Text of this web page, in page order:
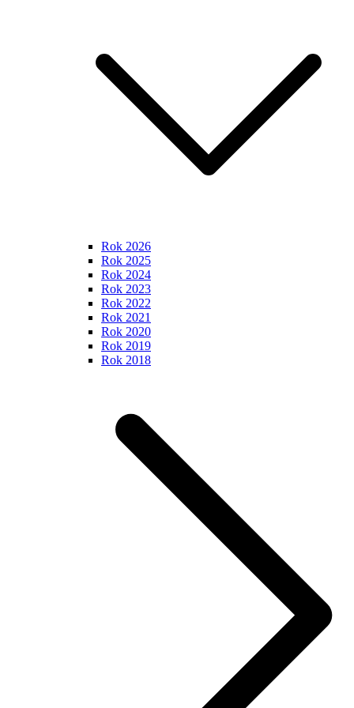
Rok 2026
Rok 2025
Rok 2024
Rok 2023
Rok 2022
Rok 2021
Rok 2020
Rok 2019
Rok 2018